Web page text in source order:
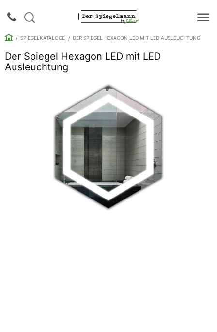
SPIEGELKATALOGE DER SPIEGEL HEXAGON LED MIT LED AUSLEUCHTUNG
Der Spiegel Hexagon LED mit LED
Ausleuchtung